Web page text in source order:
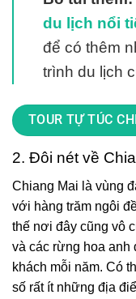
du lịch nổi
để có thêm
trình du lịch
TOUR TỰ TÚC
2. Đôi nét về
Chiang Mai là vùng
với hàng trăm ngôi
thế nơi đây cũng vô
và các rừng hoa anh
khách mỗi năm. Có
số rất ít những địa